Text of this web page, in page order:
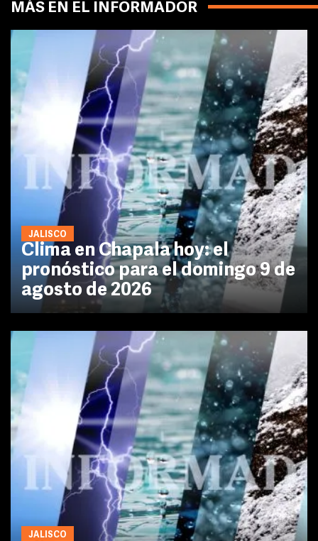
MÁS EN EL INFORMADOR
JALISCO
Clima en Chapala hoy: el
pronóstico para el domingo 9 de
agosto de 2026
JALISCO